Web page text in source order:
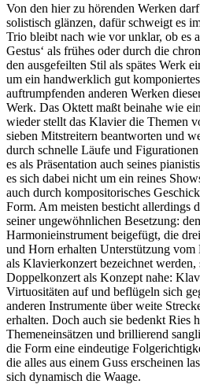
Von den hier zu hörenden Werken
solistisch glänzen, dafür schweigt es
Trio bleibt nach wie vor unklar, ob es
Gestus‘ als frühes oder durch die
den ausgefeilten Stil als spätes Werk
um ein handwerklich gut
auftrumpfenden anderen Werken
Werk. Das Oktett maßt beinahe wie
wieder stellt das Klavier die Themen
sieben Mitstreitern beantworten und
durch schnelle Läufe und
es als Präsentation auch seines
es sich dabei nicht um ein reines
auch durch kompositorisches
Form. Am meisten besticht allerdings
seiner ungewöhnlichen Besetzung:
Harmonieinstrument beigefügt, die
und Horn erhalten Unterstützung vom
als Klavierkonzert bezeichnet werden,
Doppelkonzert als Konzept nahe:
Virtuositäten auf und beflügeln sich
anderen Instrumente über weite
erhalten. Doch auch sie bedenkt Ries
Themeneinsätzen und brillierend
die Form eine eindeutige
die alles aus einem Guss erscheinen
sich dynamisch die Waage.